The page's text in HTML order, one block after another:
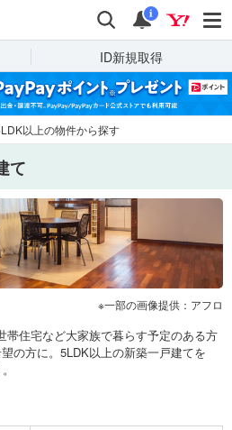
検索 通知
i
ID新規取得
以上の物件から探す
て
一部の画像提供：アフロ
帯住宅など大家族で暮らす予定のある方
の方に。5LDK以上の新築一戸建てを